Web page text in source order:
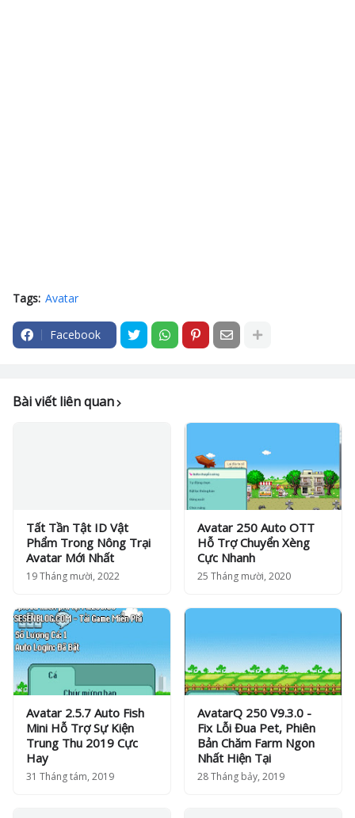
Tags: Avatar
Facebook
Bài viết liên quan
Tất Tần Tật ID Vật
Phẩm Trong Nông Trại
Avatar Mới Nhất
19 Tháng mười, 2022
Avatar 250 Auto OTT
Hỗ Trợ Chuyển Xèng
Cực Nhanh
25 Tháng mười, 2020
Avatar 2.5.7 Auto Fish
Mini Hỗ Trợ Sự Kiện
Trung Thu 2019 Cực
Hay
31 Tháng tám, 2019
AvatarQ 250 V9.3.0 -
Fix Lỗi Đua Pet, Phiên
Bản Chăm Farm Ngon
Nhất Hiện Tại
28 Tháng bảy, 2019